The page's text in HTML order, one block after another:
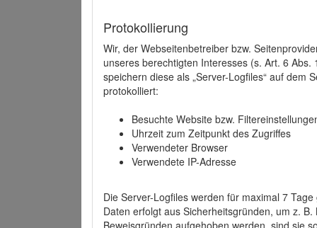
Protokollierung
Wir, der Webseitenbetreiber bzw.
unseres berechtigten Interesses (s. Art. 6
speichern diese als „Server-Logfiles“ auf dem
protokolliert:
Besuchte Website bzw.
Uhrzeit zum Zeitpunkt des Zugriffes
Verwendeter Browser
Verwendete IP-Adresse
Die Server-Logfiles werden für maximal 7
Daten erfolgt aus Sicherheitsgründen, um z.
Beweisgründen aufgehoben werden, sind sie